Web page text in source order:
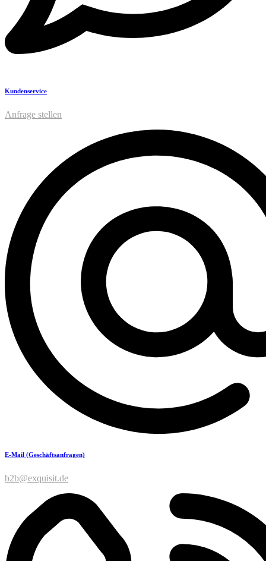
Kundenservice
Anfrage stellen
E-Mail (Geschäftsanfragen)
b2b@exquisit.de